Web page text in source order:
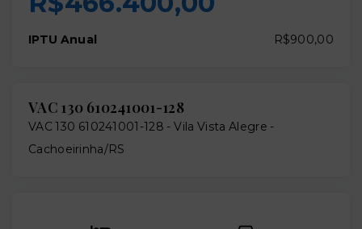
IPTU Anual R$900,00
VAC 130 610241001-128
VAC 130 610241001-128 -Vila Vista Alegre -
Cachoeirinha/RS